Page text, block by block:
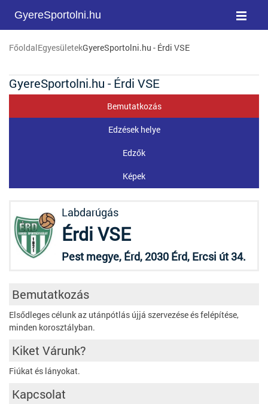
GyereSportolni.hu
FőoldalEgyesületekGyereSportolni.hu - Érdi VSE
GyereSportolni.hu - Érdi VSE
Bemutatkozás
Edzések helye
Edzők
Képek
Labdarúgás
Érdi VSE
Pest megye, Érd, 2030 Érd, Ercsi út 34.
Bemutatkozás
Elsődleges célunk az utánpótlás újjá szervezése és felépítése,
minden korosztályban.
Kiket Várunk?
Fiúkat és lányokat.
Kapcsolat